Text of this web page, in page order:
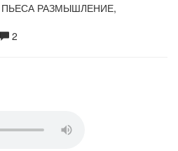
ПЬЕСА РАЗМЫШЛЕНИЕ,
2